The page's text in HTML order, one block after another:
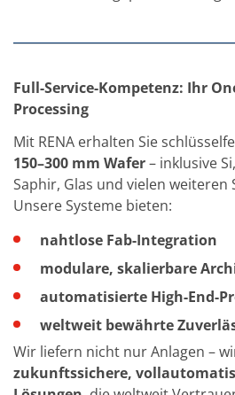
Full-Service-Kompetenz: Ihr
Processing
Mit RENA erhalten Sie
150–300 mm Wafer– inklusive
Saphir, Glas und vielen weiteren
Unsere Systeme bieten:
nahtlose Fab-Integration
modulare, skalierbare
automatisierte High-End-
weltweit bewährte
Wir liefern nicht nur Anlagen –
zukunftssichere,